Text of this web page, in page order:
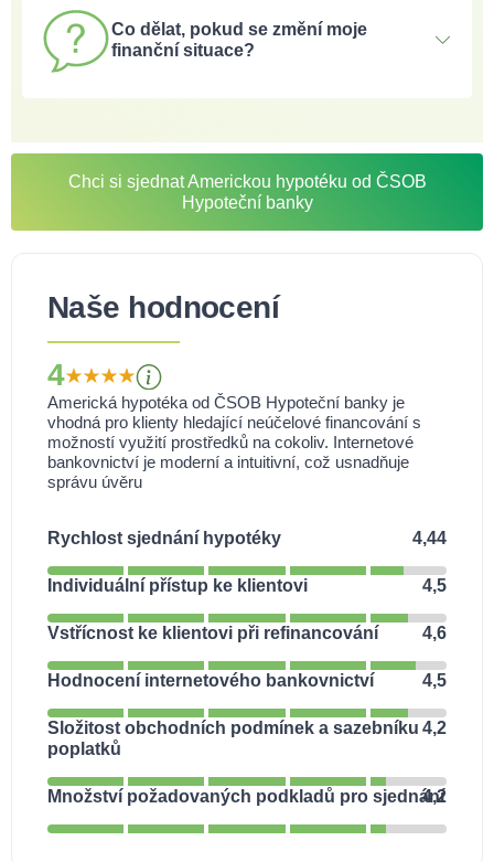
i na nákup zahraniční nemovitosti. Pokud však
preferujete standardní hypotéku, ta má nižší úrokovou
sazbu a umožňuje vyšší LTV, avšak je nutné ji zajistit
Co dělat, pokud se změní moje
finanční situace?
Chci si sjednat Americkou hypotéku od ČSOB
Hypoteční banky
Naše hodnocení
4
Americká hypotéka od ČSOB Hypoteční banky je
vhodná pro klienty hledající neúčelové financování s
možností využití prostředků na cokoliv. Internetové
bankovnictví je moderní a intuitivní, což usnadňuje
správu úvěru
Rychlost sjednání hypotéky 4,44
Individuální přístup ke klientovi 4,5
Vstřícnost ke klientovi při refinancování 4,6
Hodnocení internetového bankovnictví 4,5
Složitost obchodních podmínek a sazebníku
poplatků
4,2
Množství požadovaných podkladů pro sjednání
4,2